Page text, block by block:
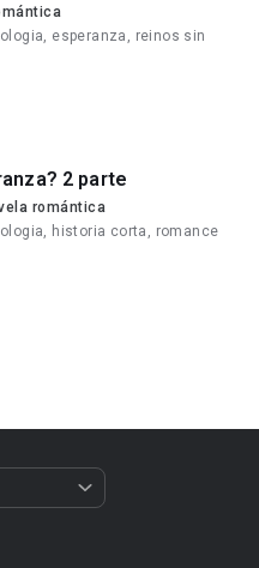
esperanza, reinos sin
2 parte
romántica
historia corta, romance